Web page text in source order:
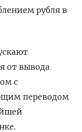
рубля в
от вывода
с
переводом